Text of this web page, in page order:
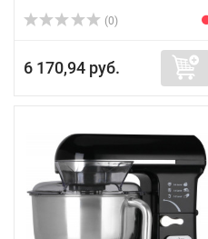
(0)
6 170,94 руб.